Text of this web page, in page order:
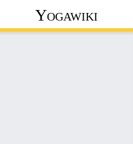
Yogawiki